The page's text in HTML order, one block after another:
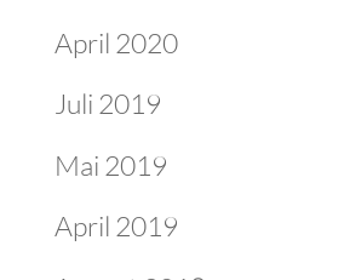
April 2020
Juli 2019
Mai 2019
April 2019